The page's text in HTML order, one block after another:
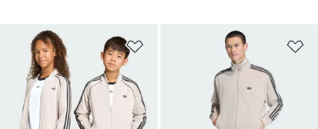
Ajouter à la Liste de produits